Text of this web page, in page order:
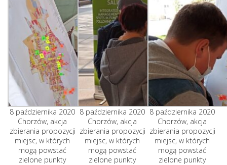
8 października 2020
Chorzów, akcja
zbierania propozycji
miejsc, w których
mogą powstać
zielone punkty
8 października 2020
Chorzów, akcja
zbierania propozycji
miejsc, w których
mogą powstać
zielone punkty
8 października 2020
Chorzów, akcja
zbierania propozycji
miejsc, w których
mogą powstać
zielone punkty